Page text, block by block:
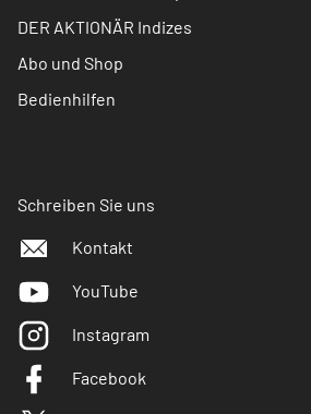
DER AKTIONÄR Indizes
Abo und Shop
Bedienhilfen
Schreiben Sie uns
Kontakt
YouTube
Instagram
Facebook